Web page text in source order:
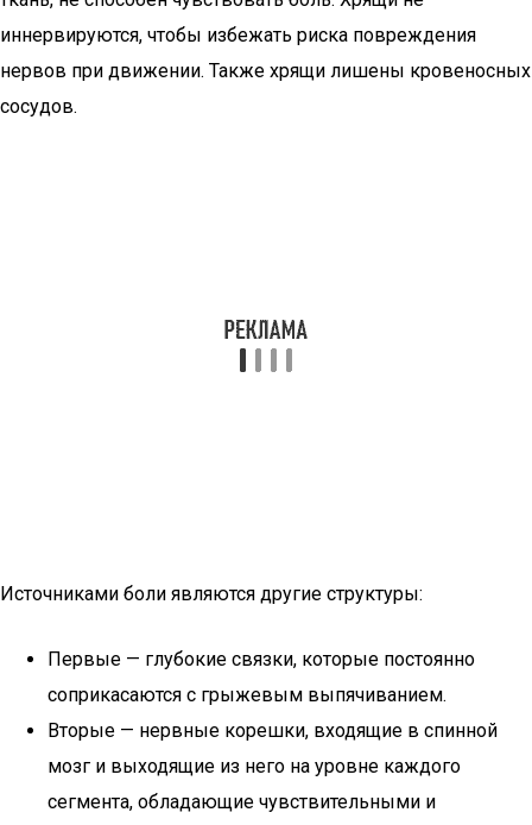
иннервируются, чтобы избежать риска повреждения
нервов при движении. Также хрящи лишены кровеносных
сосудов.
Источниками боли являются другие структуры:
Первые — глубокие связки, которые постоянно
соприкасаются с грыжевым выпячиванием.
Вторые — нервные корешки, входящие в спинной
мозг и выходящие из него на уровне каждого
сегмента, обладающие чувствительными и